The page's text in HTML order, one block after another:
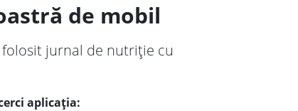
de mobil
folosit jurnal de nutriție cu
aplicația: